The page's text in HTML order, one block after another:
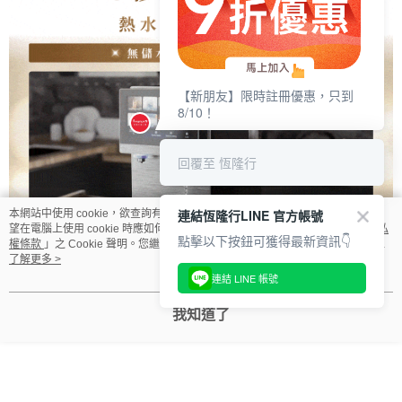
本網站中使用 cookie，欲查詢有關本網站使用 cookie 方式之詳情，及若您不希
望在電腦上使用 cookie 時應如何變更電腦的 cookie 設定，請參閱本網站「
隱私
權條款 」之 Cookie 聲明。您繼續使用本網站即表示您同意本公司得按本網站使
用條款之 Cookie 聲明使用 cookie。
了解更多 >
我知道了
【新朋友】限時註冊優惠，只到
8/10！
回覆至 恆隆行
連結恆隆行LINE 官方帳號
點擊以下按鈕可獲得最新資訊👇
連結 LINE 帳號